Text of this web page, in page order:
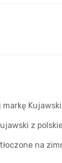
markę Kujawski
z
na